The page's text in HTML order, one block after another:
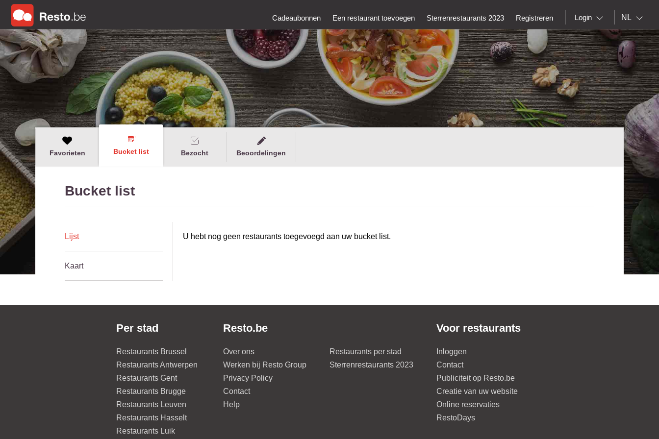
Cadeaubonnen Een restaurant toevoegen Sterrenrestaurants 2023 Registreren Login NL
Favorieten Bucket list Bezocht Beoordelingen
Bucket list
Lijst
Kaart
U hebt nog geen restaurants toegevoegd aan uw bucket list.
Per stad
Restaurants Brussel
Restaurants Antwerpen
Restaurants Gent
Restaurants Brugge
Restaurants Leuven
Restaurants Hasselt
Restaurants Luik
Resto.be
Over ons
Werken bij Resto Group
Privacy Policy
Contact
Help
Restaurants per stad
Sterrenrestaurants 2023
Voor restaurants
Inloggen
Contact
Publiciteit op Resto.be
Creatie van uw website
Online reservaties
RestoDays